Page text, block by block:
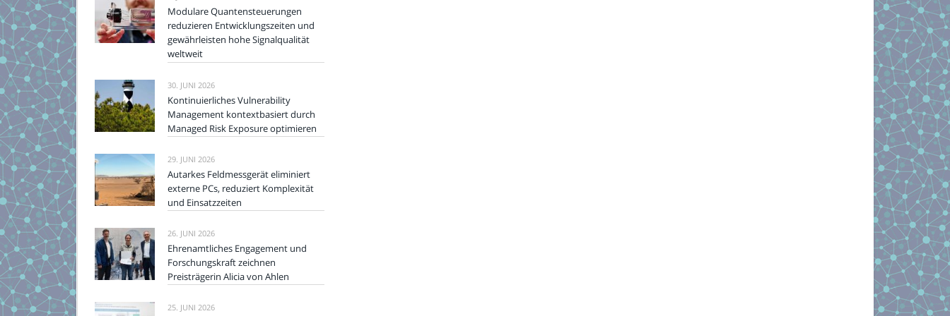
Modulare Quantensteuerungen
reduzieren Entwicklungszeiten und
gewährleisten hohe Signalqualität
weltweit
30. JUNI 2026
Kontinuierliches Vulnerability
Management kontextbasiert durch
Managed Risk Exposure optimieren
29. JUNI 2026
Autarkes Feldmessgerät eliminiert
externe PCs, reduziert Komplexität
und Einsatzzeiten
26. JUNI 2026
Ehrenamtliches Engagement und
Forschungskraft zeichnen
Preisträgerin Alicia von Ahlen
25. JUNI 2026